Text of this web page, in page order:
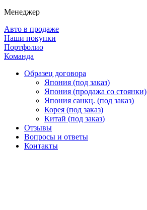
Менеджер
Авто в продаже
Наши покупки
Портфолио
Команда
Образец договора
Япония (под заказ)
Япония (продажа со стоянки)
Япония санкц. (под заказ)
Корея (под заказ)
Китай (под заказ)
Отзывы
Вопросы и ответы
Контакты